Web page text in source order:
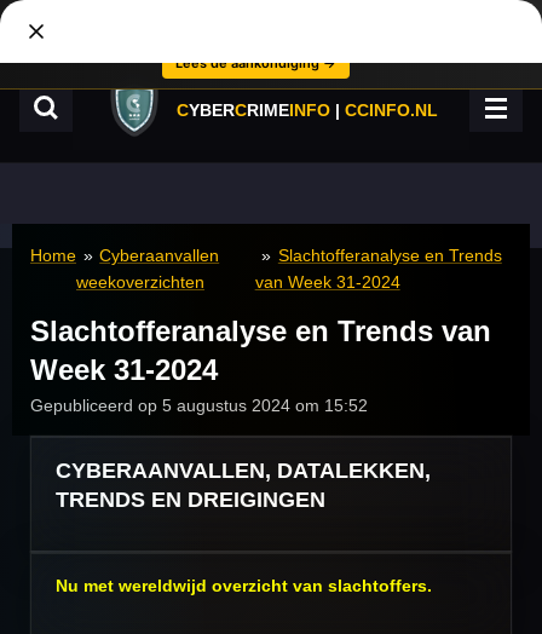
Ga
hoofdinhoud
CYBERCRIMEINFO | CCINFO.NL
Home » Cyberaanvallen
weekoverzichten
» Slachtofferanalyse en Trends
van Week 31-2024
Slachtofferanalyse en Trends van
Week 31-2024
Gepubliceerd op 5 augustus 2024 om 15:52
CYBERAANVALLEN, DATALEKKEN,
TRENDS EN DREIGINGEN
Nu met wereldwijd overzicht van slachtoffers.
verschijnen weer losse artikelen.
Lees de aankondiging →